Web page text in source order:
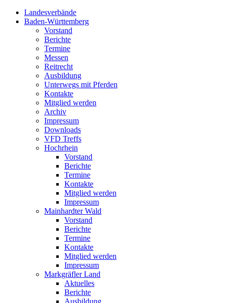
Landesverbände
Baden-Württemberg
Vorstand
Berichte
Termine
Messen
Reitrecht
Ausbildung
Unterwegs mit Pferden
Kontakte
Mitglied werden
Archiv
Impressum
Downloads
VFD Treffs
Hochrhein
Vorstand
Berichte
Termine
Kontakte
Mitglied werden
Impressum
Mainhardter Wald
Vorstand
Berichte
Termine
Kontakte
Mitglied werden
Impressum
Markgräfler Land
Aktuelles
Berichte
Ausbildung